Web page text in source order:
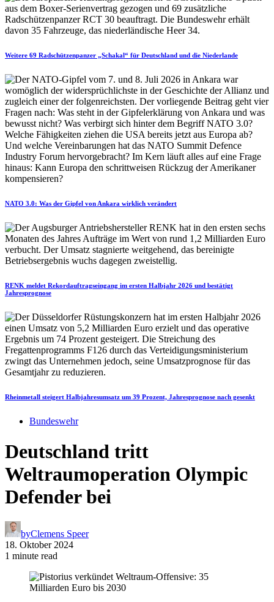
Weitere 69 Radschützenpanzer „Schakal“ für Deutschland und die Niederlande
NATO 3.0: Was der Gipfel von Ankara wirklich verändert
RENK meldet Rekordauftragseingang im ersten Halbjahr 2026 und bestätigt
Jahresprognose
Rheinmetall steigert Halbjahresumsatz um 39 Prozent, Jahresprognose nach gesenkt
Bundeswehr
Deutschland tritt
Weltraumoperation Olympic
Defender bei
byClemens Speer
18. Oktober 2024
1 minute read